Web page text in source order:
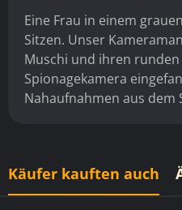
Eine Frau in einem
Sitzen. Unser
Muschi und ihren
Spionagekamera
Nahaufnahmen aus dem
Käufer kauften auch